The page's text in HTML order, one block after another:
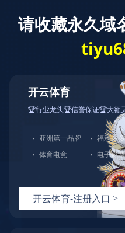
开云网页版登录入
开云网页版登录入
ERP产品
塑胶
汽车配件ERP软件 机械
家用
家具
化工行业ERP系统 玩具
关于顺景
制造企
理
解决方
开云网页版登录入口-开云（中国）